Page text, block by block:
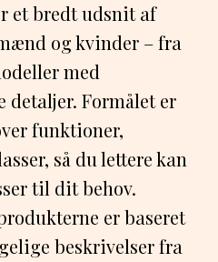
et bredt udsnit af
og kvinder – fra
med
detaljer. Formålet er
funktioner,
så du lettere kan
til dit behov.
er baseret
beskrivelser fra